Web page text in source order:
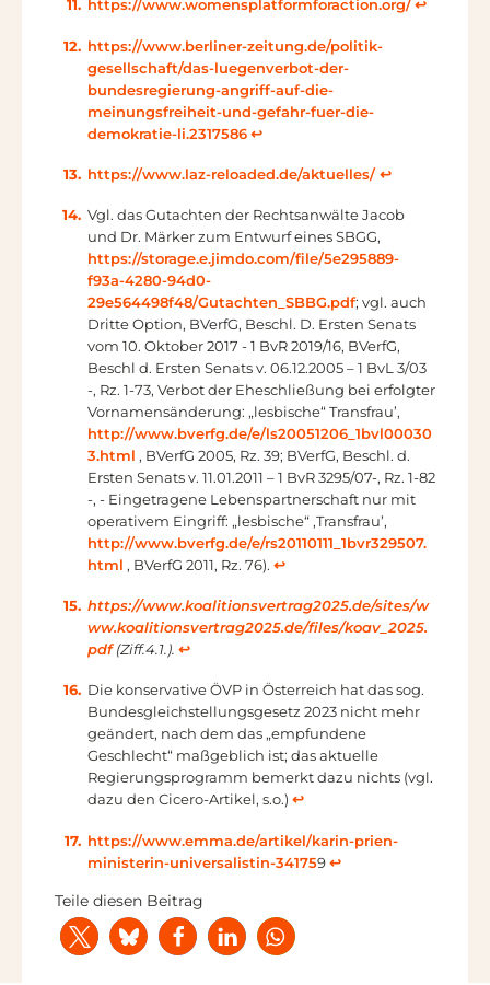
https://www.womensplatformforaction.org/↩︎
https://www.berliner-zeitung.de/politik-
gesellschaft/das-luegenverbot-der-
bundesregierung-angriff-auf-die-
meinungsfreiheit-und-gefahr-fuer-die-
demokratie-li.2317586↩︎
https://www.laz-reloaded.de/aktuelles/↩︎
Vgl. das Gutachten der Rechtsanwälte Jacob
und Dr. Märker zum Entwurf eines SBGG,
https://storage.e.jimdo.com/file/5e295889-
f93a-4280-94d0-
29e564498f48/Gutachten_SBBG.pdf; vgl. auch
Dritte Option, BVerfG, Beschl. D. Ersten Senats
vom 10. Oktober 2017 - 1 BvR 2019/16, BVerfG,
Beschl d. Ersten Senats v. 06.12.2005 – 1 BvL 3/03
-, Rz. 1-73, Verbot der Eheschließung bei erfolgter
Vornamensänderung: „lesbische“ Transfrau’,
http://www.bverfg.de/e/ls20051206_1bvl00030
3.html , BVerfG 2005, Rz. 39; BVerfG, Beschl. d.
Ersten Senats v. 11.01.2011 – 1 BvR 3295/07-, Rz. 1-82
-, - Eingetragene Lebenspartnerschaft nur mit
operativem Eingriff: „lesbische“ ‚Transfrau’,
http://www.bverfg.de/e/rs20110111_1bvr329507.
html , BVerfG 2011, Rz. 76). ↩︎
https://www.koalitionsvertrag2025.de/sites/w
ww.koalitionsvertrag2025.de/files/koav_2025.
pdf(Ziff.4.1.). ↩︎
Die konservative ÖVP in Österreich hat das sog.
Bundesgleichstellungsgesetz 2023 nicht mehr
geändert, nach dem das „empfundene
Geschlecht“ maßgeblich ist; das aktuelle
Regierungsprogramm bemerkt dazu nichts (vgl.
dazu den Cicero-Artikel, s.o.) ↩︎
https://www.emma.de/artikel/karin-prien-
ministerin-universalistin-341759↩︎
Teile diesen Beitrag